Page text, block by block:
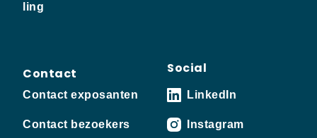
ling
Contact
Contact exposanten
Contact bezoekers
Social
LinkedIn
Instagram